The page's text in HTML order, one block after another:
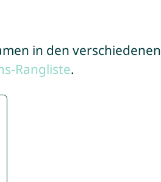
in den verschiedenen
Rangliste.